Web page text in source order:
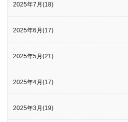
2025年7月(18)
2025年6月(17)
2025年5月(21)
2025年4月(17)
2025年3月(19)